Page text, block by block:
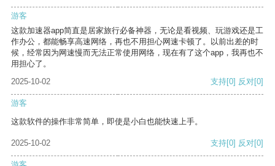
游客
这款加速器app简直是居家旅行必备神器，无论是看视频、玩游戏还是工
作办公，都能畅享高速网络，再也不用担心网速卡顿了。以前出差的时
候，经常因为网速慢而无法正常使用网络，现在有了这个app，我再也不
用担心了。
2025-10-02
支持[0] 反对[0]
游客
这款软件的操作非常简单，即使是小白也能快速上手。
2025-10-02 支持[0] 反对[0]